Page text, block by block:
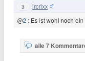
3 ircrixx
@2 : Es ist wohl noch
alle 7